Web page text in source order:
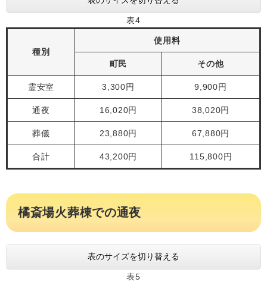
表4
種別
使用料
町民 その他
霊安室 3,300円 9,900円
通夜 16,020円 38,020円
葬儀 23,880円 67,880円
合計 43,200円 115,800円
橘斎場火葬棟での通夜
表のサイズを切り替える
表5